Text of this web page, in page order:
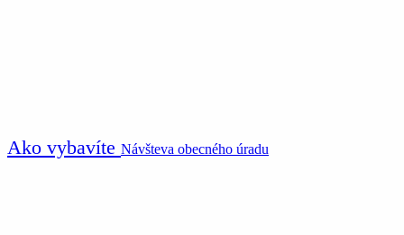
Ako vybavíte Návšteva obecného úradu